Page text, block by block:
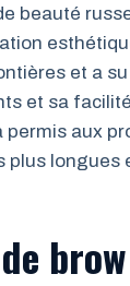
beauté
et a
et sa
aux
plus